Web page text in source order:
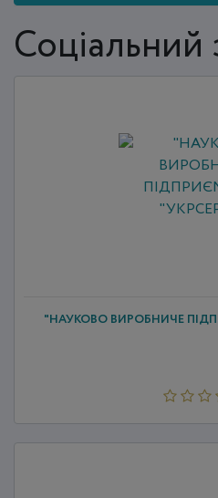
Соціальний
"НАУКОВО ВИРОБНИЧЕ